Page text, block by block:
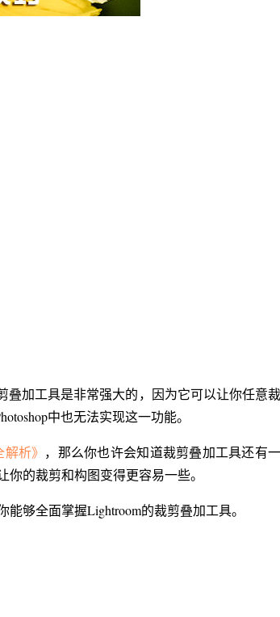
叠加工具是非常强大的，因为它可以让你任意
中也无法实现这一功能。
析》 ，那么你也许会知道裁剪叠加工具还有
的裁剪和构图变得更容易一些。
够全面掌握Lightroom的裁剪叠加工具。